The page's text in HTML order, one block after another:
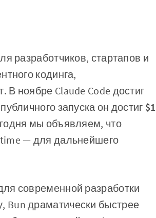
разработчиков, стартапов и
кодинга,
ноябре Claude Code достиг
запуска он достиг $1
мы объявляем, что
— для дальнейшего
современной разработки
драматически быстрее